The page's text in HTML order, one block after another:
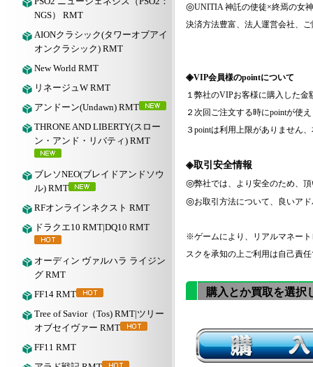
NGS） RMT
AIONクラシック(タワーオブアイ
オンクラシック) RMT
New World RMT
リネージュW RMT
アンドーン(Undawn) RMT
THRONE AND LIBERTY(スロー
ン・アンド・リバティ) RMT
ブレソNEO(ブレイドアンドソウ
ル) RMT
RFオンラインネクスト RMT
ドラクエ10 RMT|DQ10 RMT
オーディン ヴァルハラ ライジン
グ RMT
FF14 RMT
Tree of Savior（Tos) RMT|ツリー
オブセイヴァー RMT
FF11 RMT
◎UNITIA 神託の使徒×終焉の女
決済方法豊富、法人運営会社、
◈VIP会員様のpointについて
１弊社のVIPお客様に購入した金
２次回ご注文する時にpointが使
３ pointは利用上限がありません
◈取引安全情報
◎弊社では、より安全のため、
◎お取引方法について、良いア
※ゲームにより、リアルマネー
スクを承知の上ご利用は自己責
購入とか買取を選択